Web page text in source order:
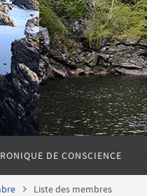
DE CONSCIENCE
Liste des membres